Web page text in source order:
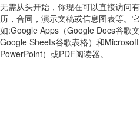
无需从头开始，你现在可以直接访问
历，合同，演示文稿或信息图表等。
如:Google Apps（Google Docs谷歌
Google Sheets谷歌表格）和Microsoft
PowerPoint）或PDF阅读器。